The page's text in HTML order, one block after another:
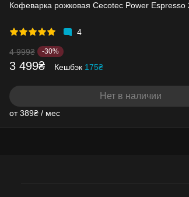
Кофеварка рожковая Cecotec Power Espresso
4
4 999₴ -30%
3 499₴ Кешбэк 175₴
Нет в наличии
от 389₴ / мес